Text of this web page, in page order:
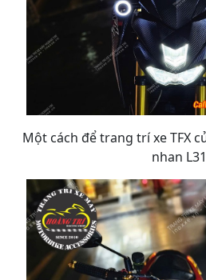
Một cách để trang trí xe TFX
nhan L31